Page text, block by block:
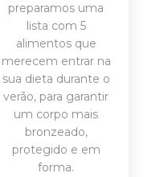
preparamos uma
lista com 5
alimentos que
merecem entrar na
sua dieta durante o
verão, para garantir
um corpo mais
bronzeado,
protegido e em
forma.